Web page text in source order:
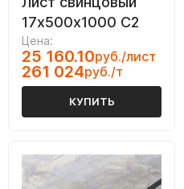
17х500х1000 С2
Цена:
25 160.10руб./лист
261 024руб./т
КУПИТЬ